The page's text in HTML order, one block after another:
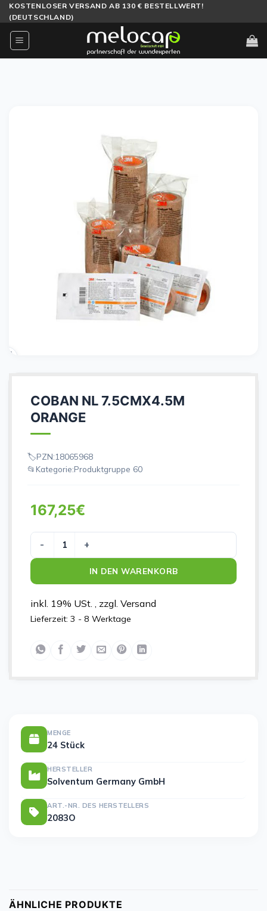
Zum
Inhalt
springen
KOSTENLOSER VERSAND AB 130 € BESTELLWERT!
(DEUTSCHLAND)
COBAN NL 7.5CMX4.5M
ORANGE
PZN:18065968
Kategorie:Produktgruppe 60
167,25€
COBAN NL 7.5CMX4.5M ORANGE Menge
IN DEN WARENKORB
inkl. 19% USt. , zzgl. Versand
Lieferzeit: 3 - 8 Werktage
MENGE
24 Stück
HERSTELLER
Solventum Germany GmbH
ART.-NR. DES HERSTELLERS
2083O
ÄHNLICHE PRODUKTE